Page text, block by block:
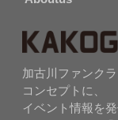
加古川ファンク
コンセプトに、
イベント情報を